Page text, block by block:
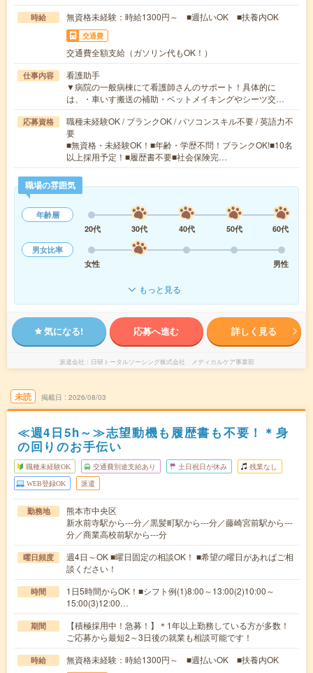
時給 無資格未経験：時給1300円～ ■週払いOK ■扶養内OK
交通費
交通費全額支給（ガソリン代もOK！）
仕事内容
看護助手
▼病院の一般病棟にて看護師さんのサポート！具体的に
は、・車いす搬送の補助・ベットメイキングやシーツ交…
応募資格
職種未経験OK / ブランクOK / パソコンスキル不要 / 英語力不
要
■無資格・未経験OK！■年齢・学歴不問！ブランクOK!■10名
以上採用予定！■履歴書不要■社会保険完…
職場の雰囲気
年齢層
20代
30代 40代 50代
60代
男女比率
女性
男性
もっと見る
気になる! 応募へ進む 詳しく見る
派遣会社 日研トータルソーシング株式会社 メディカルケア事業部
未読 掲載日 2026/08/03
≪週4日5h～≫志望動機も履歴書も不要！＊身
の回りのお手伝い
職種未経験OK 交通費別途支給あり 土日祝日が休み 残業なし
WEB登録OK 派遣
勤務地
熊本市中央区
新水前寺駅から---分／黒髪町駅から---分／藤崎宮前駅から---
分／商業高校前駅から---分
曜日頻度
週4日～OK ■曜日固定の相談OK！ ■希望の曜日があればご相
談ください！
時間
1日5時間からOK！■シフト例(1)8:00～13:00(2)10:00～
15:00(3)12:00…
期間
【積極採用中！急募！】＊1年以上勤務している方が多数！
ご応募から最短2～3日後の就業も相談可能です！
時給 無資格未経験：時給1300円～ ■週払いOK ■扶養内OK